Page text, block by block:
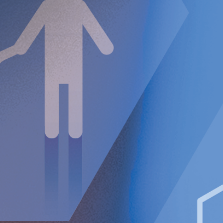
denna patientgrupp, upp till 4 år efter ingreppet. Denna
forskningsstudie är ett bevis på intresset och den snabbt
växande efterfrågan på innovativa och effektiva
behandlingslösningar för dessa enormt eftersatta GERD-
patienter.”
Dr Forsell fortsätter: ”Över 17 % av de vuxna i Schweiz,
Vi är stolta över
att gå i bräschen för en möjlig paradigmförändring inom den
kirurgiska behandlingen av GERD genom RefluxStop™, en
säker och effektiv behandling för GERD.”
Armijo PR, Pokala B, Misfeldt M, Pagkratis S, Oleynikov
D. Predictors of Hiatal Hernia Recurrence After
Laparoscopic Anti-reflux Surgery with Hiatal Hernia
Repair: a Prospective Database Analysis. J Gastrointest
Surg. 2019 Apr;23(4):696-701. doi: 10.1007/s11605-
018-04073-0. Epub 2019 Jan 7. PMID: 30617774.
Bonavina L. Individualizing the choice of surgical
therapy for gastroesophageal reflux disease. Curr Opin
Gastroenterol. 2025 Feb 10. doi:
10.1097/MOG.0000000000001082. Epub ahead of